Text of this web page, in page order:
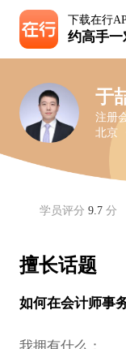
下载在行
约高手
于
注册
北京
学员评分9.7 分
擅长话题
如何在会计师事